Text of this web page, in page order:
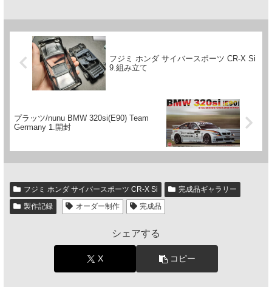
フジミ ホンダ サイバースポーツ CR-X Si
9.組み立て
プラッツ/nunu BMW 320si(E90) Team
Germany 1.開封
フジミ ホンダ サイバースポーツ CR-X Si
完成品ギャラリー
製作記録
オーダー制作 完成品
シェアする
X コピー